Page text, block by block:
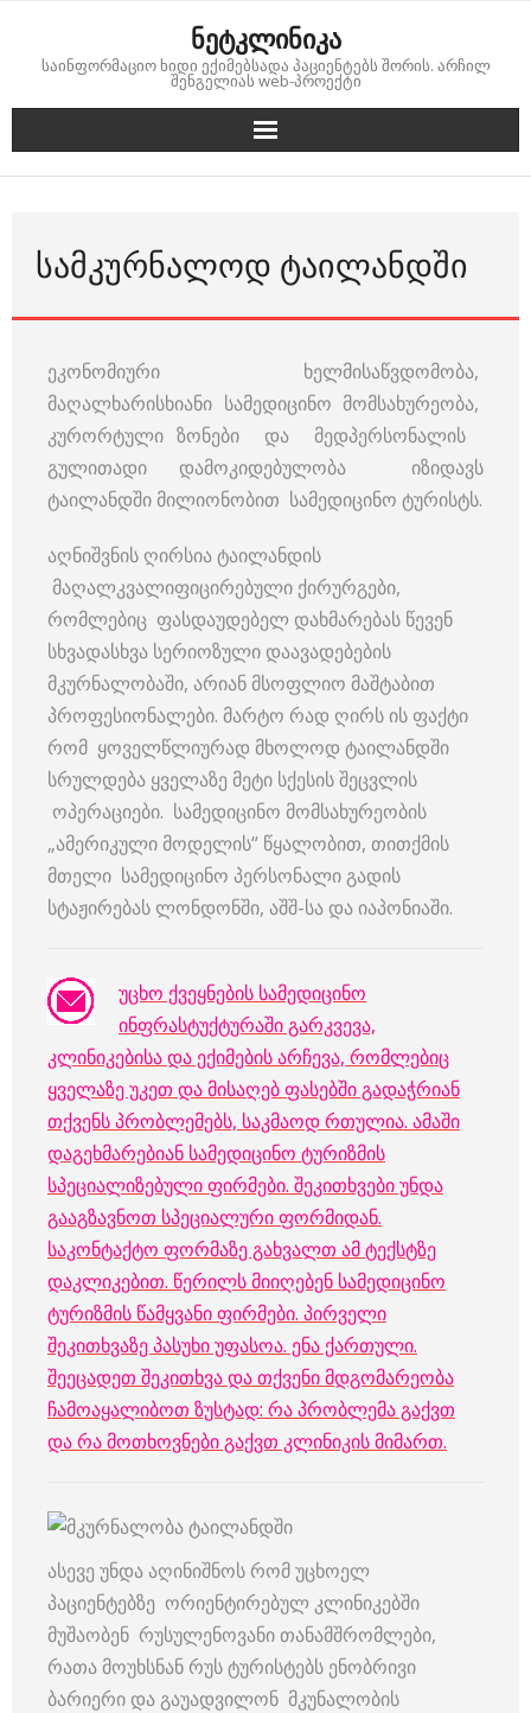
content
ნეტკლინიკა
საინფორმაციო ხიდი ექიმებსადა პაციენტებს შორის. არჩილ
შენგელიას web-პროექტი
ᲡᲐᲛᲙᲣᲠᲜᲐᲚᲝᲓ ᲢᲐᲘᲚᲐᲜᲓᲨᲘ
ეკონომიური ხელმისაწვდომობა,
მაღალხარისხიანი სამედიცინო მომსახურეობა,
კურორტული ზონები და მედპერსონალის
გულითადი დამოკიდებულობა იზიდავს
ტაილანდში მილიონობით სამედიცინო ტურისტს.
აღნიშვნის ღირსია ტაილანდის
მაღალკვალიფიცირებული ქირურგები,
რომლებიც ფასდაუდებელ დახმარებას წევენ
სხვადასხვა სერიოზული დაავადებების
მკურნალობაში, არიან მსოფლიო მაშტაბით
პროფესიონალები. მარტო რად ღირს ის ფაქტი
რომ ყოველწლიურად მხოლოდ ტაილანდში
სრულდება ყველაზე მეტი სქესის შეცვლის
ოპერაციები. სამედიცინო მომსახურეობის
„ამერიკული მოდელის“ წყალობით, თითქმის
მთელი სამედიცინო პერსონალი გადის
სტაჟირებას ლონდონში, აშშ-სა და იაპონიაში.
უცხო ქვეყნების სამედიცინო
ინფრასტუქტურაში გარკვევა,
კლინიკებისა და ექიმების არჩევა, რომლებიც
ყველაზე უკეთ და მისაღებ ფასებში გადაჭრიან
თქვენს პრობლემებს, საკმაოდ რთულია. ამაში
დაგეხმარებიან სამედიცინო ტურიზმის
სპეციალიზებული ფირმები. შეკითხვები უნდა
გააგზავნოთ სპეციალური ფორმიდან.
საკონტაქტო ფორმაზე გახვალთ ამ ტექსტზე
დაკლიკებით. წერილს მიიღებენ სამედიცინო
ტურიზმის წამყვანი ფირმები. პირველი
შეკითხვაზე პასუხი უფასოა. ენა ქართული.
შეეცადეთ შეკითხვა და თქვენი მდგომარეობა
ჩამოაყალიბოთ ზუსტად: რა პრობლემა გაქვთ
და რა მოთხოვნები გაქვთ კლინიკის მიმართ.
ასევე უნდა აღინიშნოს რომ უცხოელ
პაციენტებზე ორიენტირებულ კლინიკებში
მუშაობენ რუსულენოვანი თანამშრომლები,
რათა მოუხსნან რუს ტურისტებს ენობრივი
ბარიერი და გაუადვილონ მკუნალობის